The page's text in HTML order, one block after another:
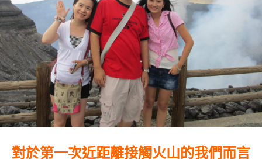
對於第一次近距離接觸火山的我們而言